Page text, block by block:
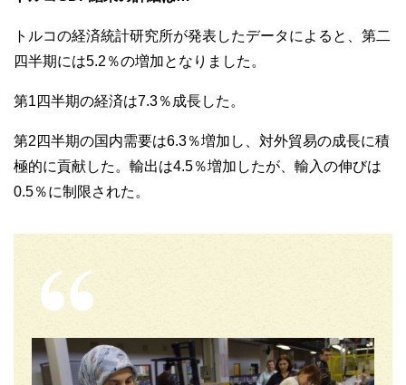
トルコの経済統計研究所が発表したデータによると、第二
四半期には5.2％の増加となりました。
第1四半期の経済は7.3％成長した。
第2四半期の国内需要は6.3％増加し、対外貿易の成長に積
極的に貢献した。輸出は4.5％増加したが、輸入の伸びは
0.5％に制限された。